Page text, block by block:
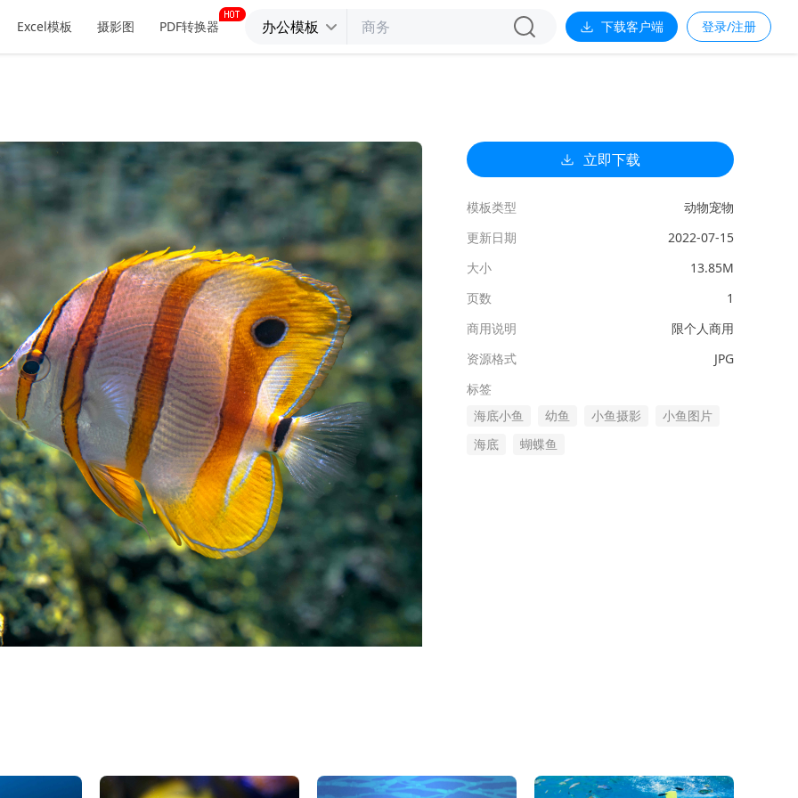
Excel模板 摄影图 PDF转换器 办公模板 下载客户端 登录/注册
立即下载
模板类型
动物宠物
更新日期
2022-07-15
大小
13.85M
页数
1
商用说明
限个人商用
资源格式
JPG
标签
海底小鱼
幼鱼 小鱼摄影
小鱼图片
海底
蝴蝶鱼